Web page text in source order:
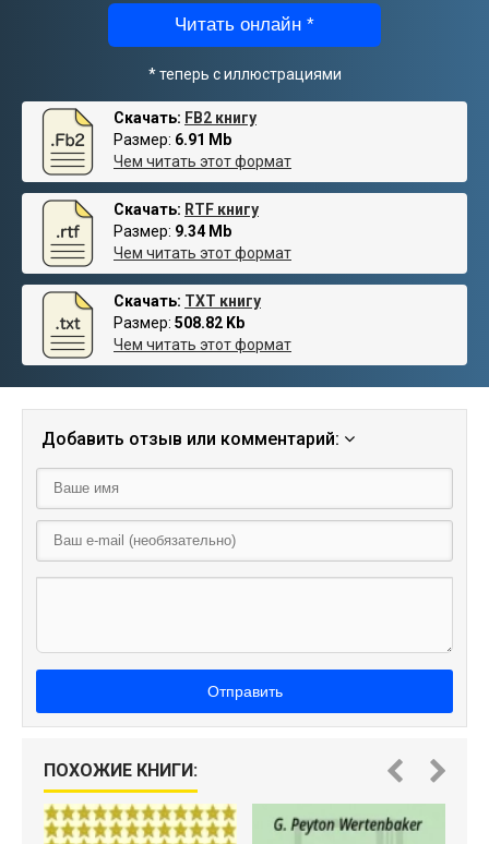
Читать онлайн *
* теперь с иллюстрациями
Скачать: FB2 книгу
Размер: 6.91 Mb
Чем читать этот формат
Скачать: RTF книгу
Размер: 9.34 Mb
Чем читать этот формат
Скачать: TXT книгу
Размер: 508.82 Kb
Чем читать этот формат
Добавить отзыв или комментарий:
Отправить
ПОХОЖИЕ КНИГИ: